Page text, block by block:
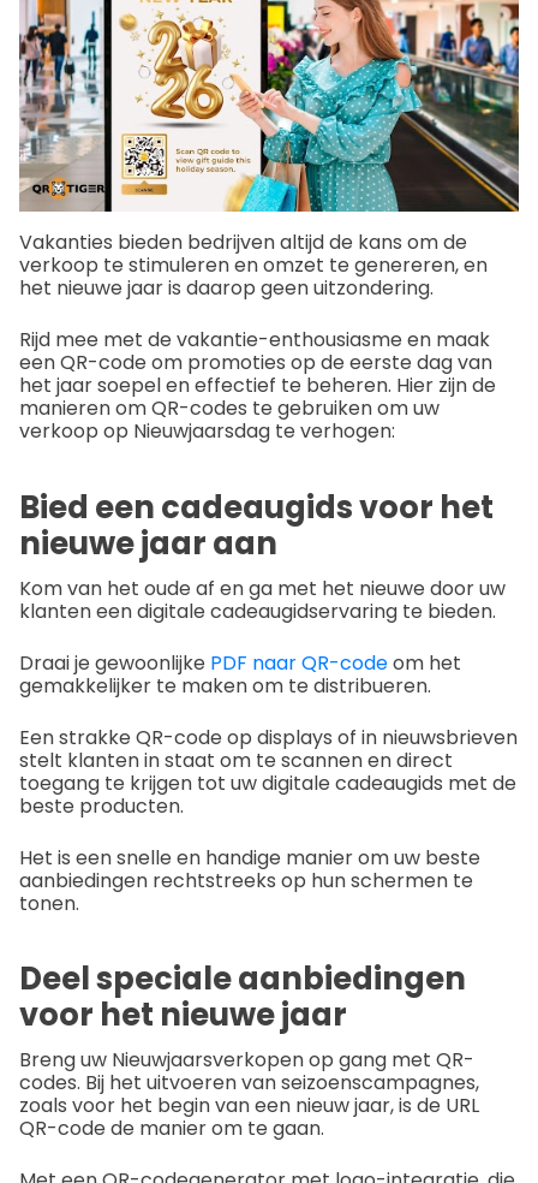
Vakanties bieden bedrijven altijd de kans om de
verkoop te stimuleren en omzet te genereren, en
het nieuwe jaar is daarop geen uitzondering.
Rijd mee met de vakantie-enthousiasme en maak
een QR-code om promoties op de eerste dag van
het jaar soepel en effectief te beheren. Hier zijn de
manieren om QR-codes te gebruiken om uw
verkoop op Nieuwjaarsdag te verhogen:
Bied een cadeaugids voor het
nieuwe jaar aan
Kom van het oude af en ga met het nieuwe door uw
klanten een digitale cadeaugidservaring te bieden.
Draai je gewoonlijke PDF naar QR-codeom het
gemakkelijker te maken om te distribueren.
Een strakke QR-code op displays of in nieuwsbrieven
stelt klanten in staat om te scannen en direct
toegang te krijgen tot uw digitale cadeaugids met de
beste producten.
Het is een snelle en handige manier om uw beste
aanbiedingen rechtstreeks op hun schermen te
tonen.
Deel speciale aanbiedingen
voor het nieuwe jaar
Breng uw Nieuwjaarsverkopen op gang met QR-
codes. Bij het uitvoeren van seizoenscampagnes,
zoals voor het begin van een nieuw jaar, is de URL
QR-code de manier om te gaan.